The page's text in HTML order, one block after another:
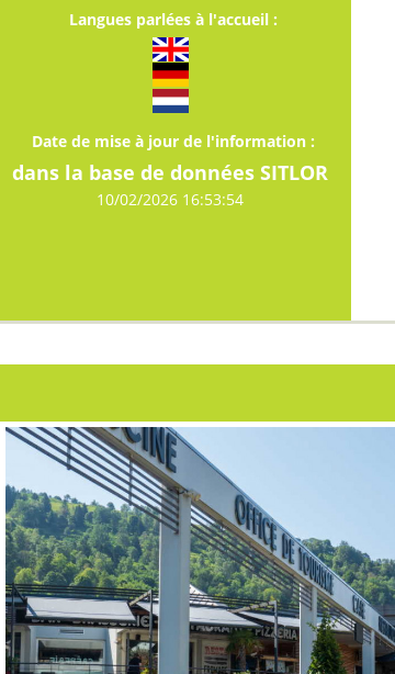
Langues parlées à l'accueil :
Date de mise à jour de l'information :
dans la base de données SITLOR
10/02/2026 16:53:54